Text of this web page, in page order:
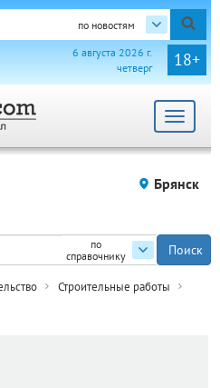
по новостям
18+
6 августа 2026 г.
четверг
Toggle
Брянск
по
справочнику
Строительные работы